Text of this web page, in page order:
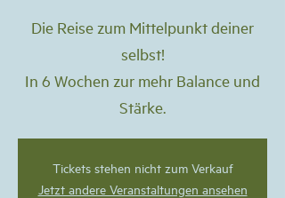
Die Reise zum Mittelpunkt deiner
selbst!
In 6 Wochen zur mehr Balance und
Stärke.
Tickets stehen nicht zum Verkauf
Jetzt andere Veranstaltungen ansehen